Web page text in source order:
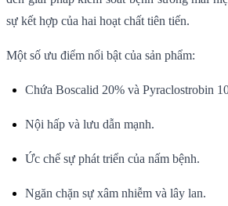
sự kết hợp của hai hoạt chất tiên tiến.
Một số ưu điểm nổi bật của sản phẩm:
Chứa Boscalid 20% và Pyraclostrobin
Nội hấp và lưu dẫn mạnh.
Ức chế sự phát triển của nấm bệnh.
Ngăn chặn sự xâm nhiễm và lây lan.